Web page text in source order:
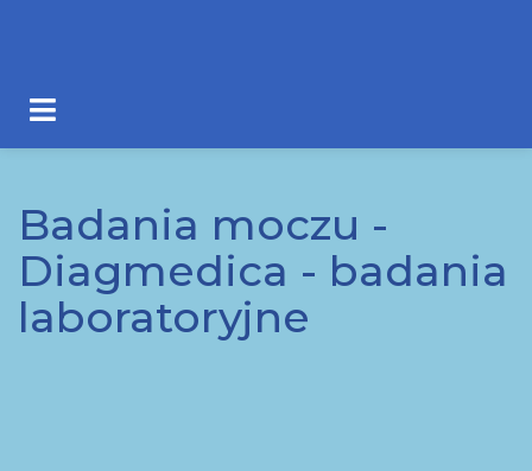
Badania moczu -
Diagmedica - badania
laboratoryjne